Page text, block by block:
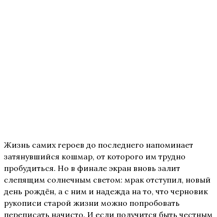
Жизнь самих героев до последнего напоминает
затянувшийся кошмар, от которого им трудно
пробудиться. Но в финале экран вновь залит
слепящим солнечным светом: мрак отступил, новый
день рождён, а с ним и надежда на то, что черновик
рукописи старой жизни можно попробовать
переписать начисто. И если получится быть честным